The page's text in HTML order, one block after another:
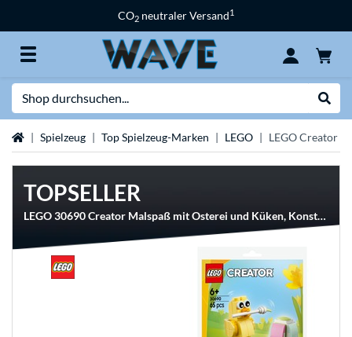
CO2 neutraler Versand1
StartseiteSpielzeug Top Spielzeug-Marken LEGO LEGO Creator
TOPSELLER
LEGO 30690 Creator Malspaß mit Osterei und Küken, Konstruktionsspielzeug